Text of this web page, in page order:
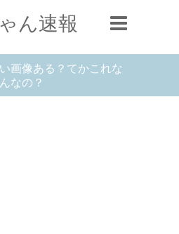
ん速報
画像ある？てかこれな
んなの？